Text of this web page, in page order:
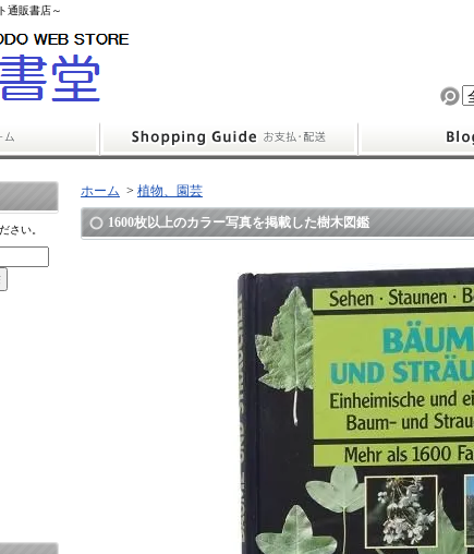
通販書店～
さい。
ホーム > 植物、園芸
1600枚以上のカラー写真を掲載した樹木図鑑